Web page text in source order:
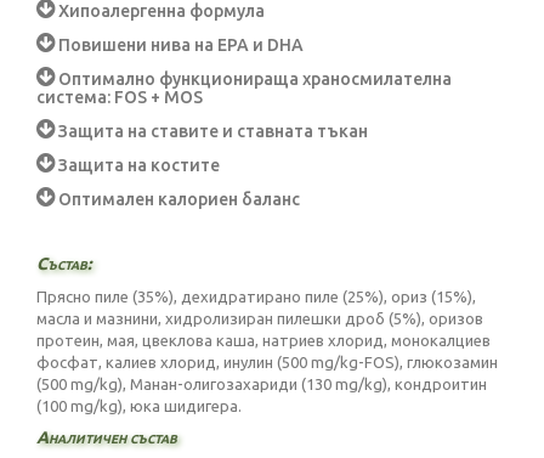
Хипоалергенна формула
Повишени нива на ЕРА и DHA
Оптимално функционираща храносмилателна
система: FOS + MOS
Защита на ставите и ставната тъкан
Защита на костите
Оптимален калориен баланс
Състав:
Прясно пиле (35%), дехидратирано пиле (25%), ориз (15%),
масла и мазнини, хидролизиран пилешки дроб (5%), оризов
протеин, мая, цвеклова каша, натриев хлорид, монокалциев
фосфат, калиев хлорид, инулин (500 mg/kg-FOS), глюкозамин
(500 mg/kg), Манан-олигозахариди (130 mg/kg), кондроитин
(100 mg/kg), юка шидигера.
Аналитичен състав